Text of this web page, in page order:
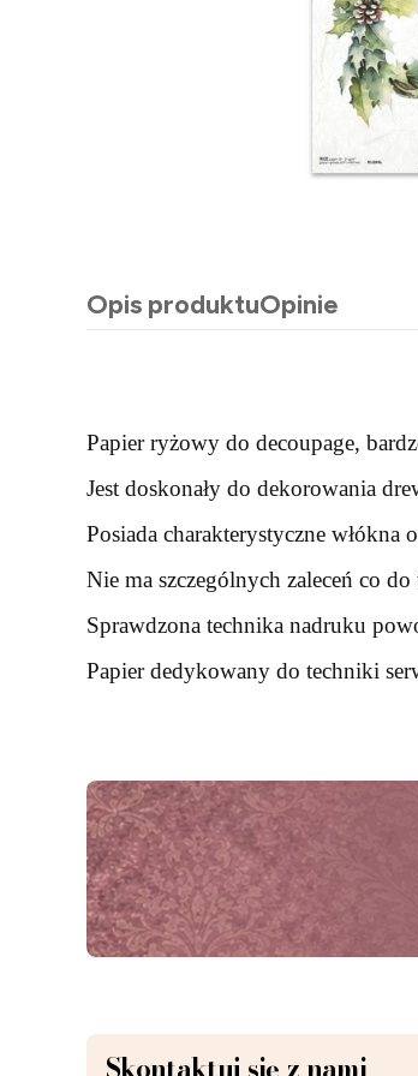
Opis produktuOpinie
Papier ryżowy do decoupage,
Jest doskonały do dekorowania
Posiada charakterystyczne
Nie ma szczególnych zaleceń co
Sprawdzona technika nadruku
Papier dedykowany do techniki